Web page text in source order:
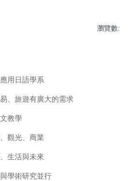
瀏覽數:
用日語學系
、旅遊有廣大的需求
教學
觀光、商業
生活與未來
學術研究並行